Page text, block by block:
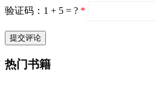
验证码：1 + 5 = ? *
热门书籍